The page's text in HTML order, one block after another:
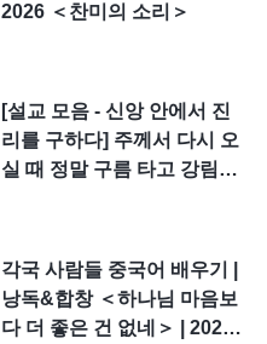
2026 ＜찬미의 소리＞
[설교 모음 - 신앙 안에서 진
리를 구하다] 주께서 다시 오
실 때 정말 구름 타고 강림하
각국 사람들 중국어 배우기 |
낭독&합창 ＜하나님 마음보
다 더 좋은 건 없네＞ | 2026